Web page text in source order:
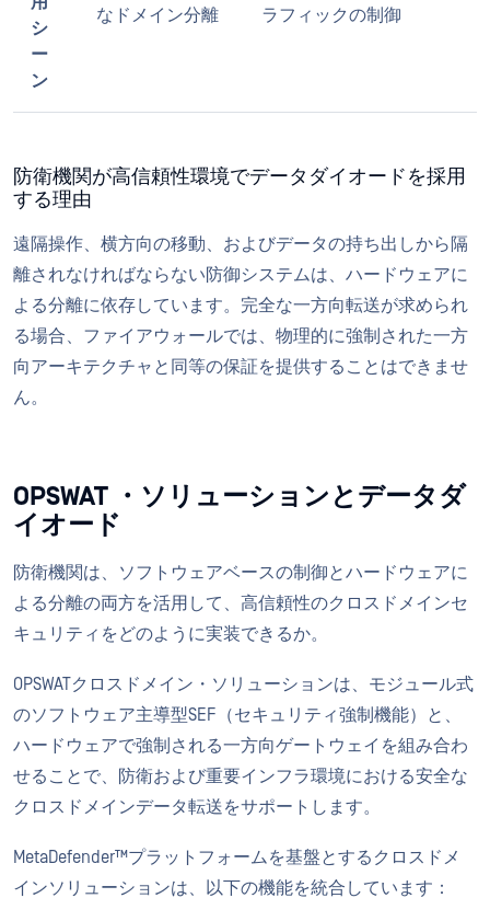
シ
ー
ン
なドメイン分離 ラフィックの制御
防衛機関が高信頼性環境でデータダイオードを採用
する理由
遠隔操作、横方向の移動、およびデータの持ち出しから隔
離されなければならない防御システムは、ハードウェアに
よる分離に依存しています。完全な一方向転送が求められ
る場合、ファイアウォールでは、物理的に強制された一方
向アーキテクチャと同等の保証を提供することはできませ
ん。
OPSWAT ・ソリューションとデータダ
イオード
防衛機関は、ソフトウェアベースの制御とハードウェアに
よる分離の両方を活用して、高信頼性のクロスドメインセ
キュリティをどのように実装できるか。
OPSWATクロスドメイン・ソリューションは、モジュール式
のソフトウェア主導型SEF（セキュリティ強制機能）と、
ハードウェアで強制される一方向ゲートウェイを組み合わ
せることで、防衛および重要インフラ環境における安全な
クロスドメインデータ転送をサポートします。
MetaDefender™プラットフォームを基盤とするクロスドメ
インソリューションは、以下の機能を統合しています：